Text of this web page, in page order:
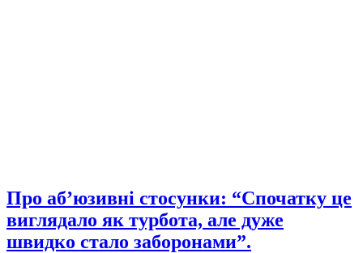
Про аб’юзивні стосунки: “Спочатку це
виглядало як турбота, але дуже
швидко стало заборонами”.